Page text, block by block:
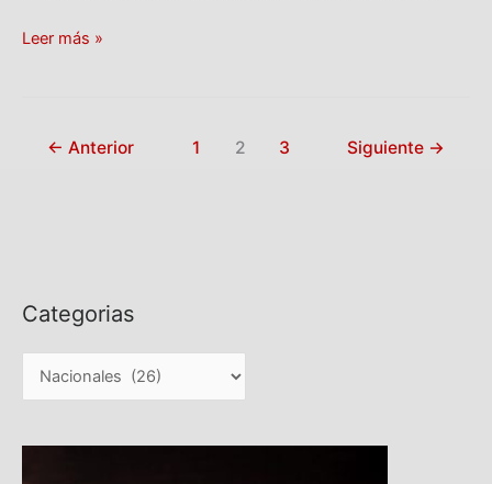
Leer más »
← Anterior 1 2 3 Siguiente →
Categorias
C